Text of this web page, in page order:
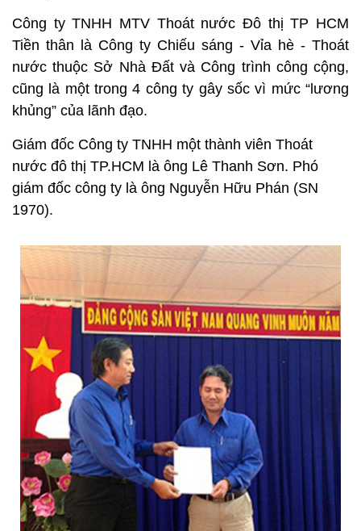
Công ty TNHH MTV Thoát nước Đô thị TP HCM
Tiền thân là Công ty Chiếu sáng - Vỉa hè - Thoát
nước thuộc Sở Nhà Đất và Công trình công cộng,
cũng là một trong 4 công ty gây sốc vì mức “lương
khủng” của lãnh đạo.
Giám đốc Công ty TNHH một thành viên Thoát
nước đô thị TP.HCM là ông Lê Thanh Sơn. Phó
giám đốc công ty là ông Nguyễn Hữu Phán (SN
1970).